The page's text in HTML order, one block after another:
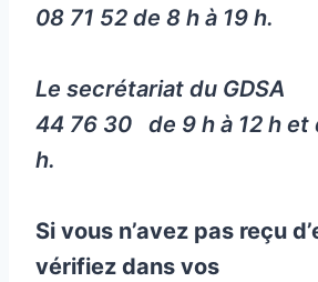
08 71 52 de 8 h à 19 h.
Le secrétariat du
44 76 30 de 9 h à 12 h et
h.
Si vous n’avez pas reçu
vérifiez dans vos